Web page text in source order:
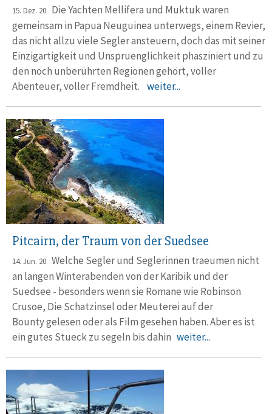
15. Dez. 20 Die Yachten Mellifera und Muktuk waren
gemeinsam in Papua Neuguinea unterwegs, einem Revier,
das nicht allzu viele Segler ansteuern, doch das mit seiner
Einzigartigkeit und Unspruenglichkeit phasziniert und zu
den noch unberührten Regionen gehört, voller
Abenteuer, voller Fremdheit. weiter...
Pitcairn, der Traum von der Suedsee
14. Jun. 20 Welche Segler und Seglerinnen traeumen nicht
an langen Winterabenden von der Karibik und der
Suedsee - besonders wenn sie Romane wie Robinson
Crusoe, Die Schatzinsel oder Meuterei auf der
Bounty gelesen oder als Film gesehen haben. Aber es ist
ein gutes Stueck zu segeln bis dahin weiter...